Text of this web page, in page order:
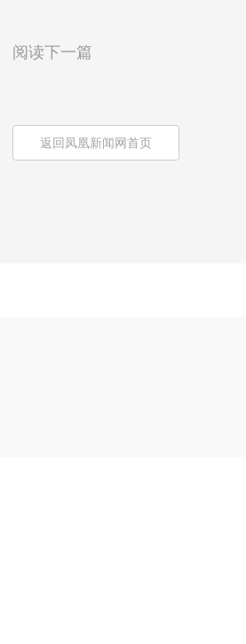
阅读下一篇
返回凤凰新闻网首页